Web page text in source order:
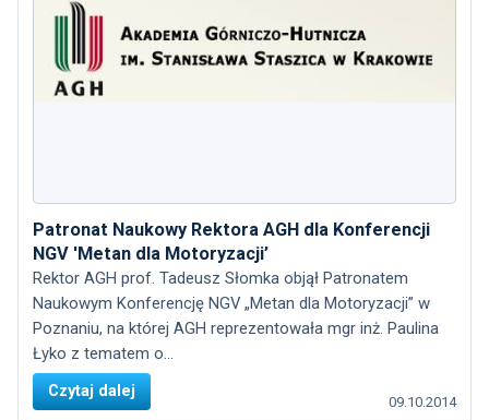
Patronat Naukowy Rektora AGH dla Konferencji
NGV 'Metan dla Motoryzacji’
Rektor AGH prof. Tadeusz Słomka objął Patronatem
Naukowym Konferencję NGV „Metan dla Motoryzacji” w
Poznaniu, na której AGH reprezentowała mgr inż. Paulina
Łyko z tematem o...
Czytaj dalej
09.10.2014